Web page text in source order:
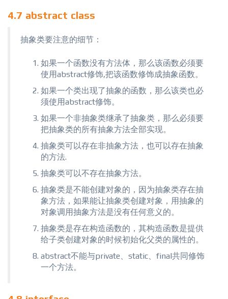
4.7 abstract class
抽象类要注意的细节：
如果一个函数没有方法体，那么该函数必须要
使用abstract修饰,把该函数修饰成抽象函数。
如果一个类出现了抽象的函数，那么该类也必
须使用abstract修饰。
如果一个非抽象类继承了抽象类，那么必须要
把抽象类的所有抽象方法全部实现。
抽象类可以存在非抽象方法，也可以存在抽象
的方法.
抽象类可以不存在抽象方法。
抽象类是不能创建对象的，因为抽象类存在抽
象方法，如果能让抽象类创建对象，用抽象的
对象调用抽象方法是没有任何意义的。
抽象类是存在构造函数的，其构造函数是提供
给子类创建对象的时候初始化父类的属性的。
abstract不能与private、static、final共同修饰
一个方法。